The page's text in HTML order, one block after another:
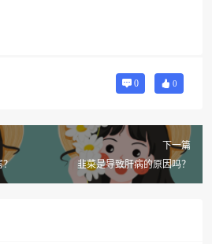
0 0
下一篇
韭菜是导致肝病的原因吗？